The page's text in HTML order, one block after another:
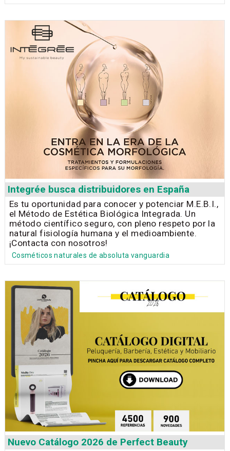
Integrée busca distribuidores en España
Es tu oportunidad para conocer y potenciar M.E.B.I.,
el Método de Estética Biológica Integrada. Un
método científico seguro, con pleno respeto por la
natural fisiología humana y el medioambiente.
¡Contacta con nosotros!
Cosméticos naturales de absoluta vanguardia
Nuevo Catálogo 2026 de Perfect Beauty